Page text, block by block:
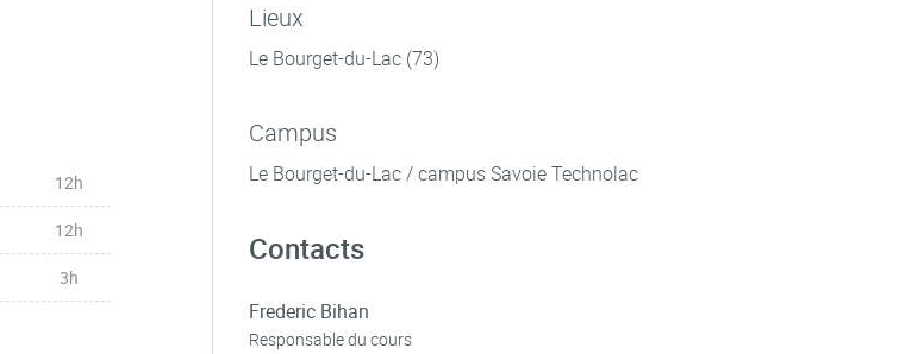
12h
12h
3h
Lieux
Le Bourget-du-Lac (73)
Campus
Le Bourget-du-Lac / campus Savoie Technolac
Contacts
Frederic Bihan
Responsable du cours